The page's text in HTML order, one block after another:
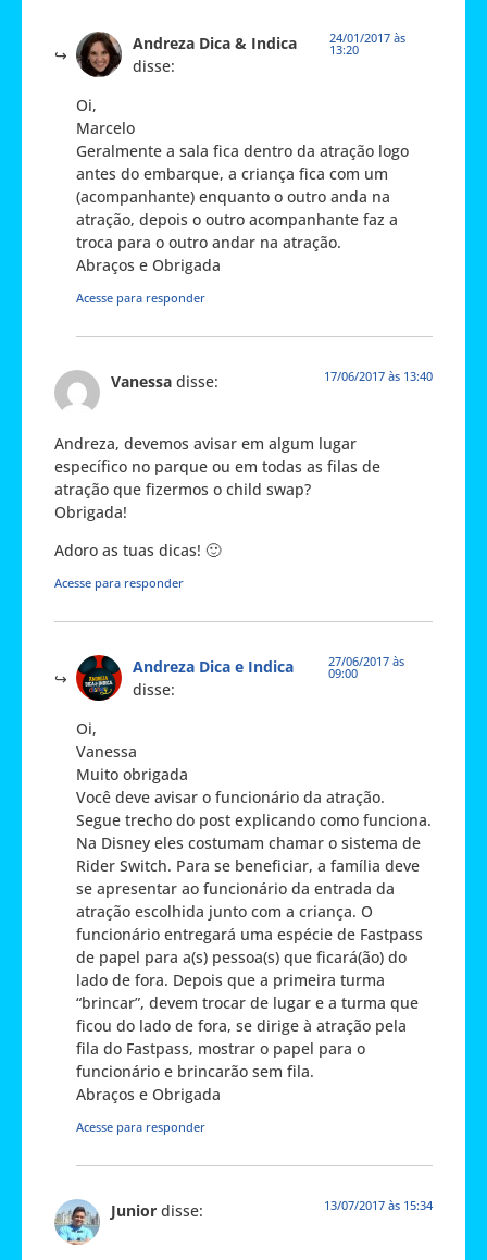
Andreza Dica & Indica
disse:
24/01/2017 às
13:20
Oi,
Marcelo
Geralmente a sala fica dentro da atração logo
antes do embarque, a criança fica com um
(acompanhante) enquanto o outro anda na
atração, depois o outro acompanhante faz a
troca para o outro andar na atração.
Abraços e Obrigada
Acesse para responder
Vanessa disse: 17/06/2017 às 13:40
Andreza, devemos avisar em algum lugar
específico no parque ou em todas as filas de
atração que fizermos o child swap?
Obrigada!
Adoro as tuas dicas! 🙂
Acesse para responder
Andreza Dica e Indica
disse:
27/06/2017 às
09:00
Oi,
Vanessa
Muito obrigada
Você deve avisar o funcionário da atração.
Segue trecho do post explicando como funciona.
Na Disney eles costumam chamar o sistema de
Rider Switch. Para se beneficiar, a família deve
se apresentar ao funcionário da entrada da
atração escolhida junto com a criança. O
funcionário entregará uma espécie de Fastpass
de papel para a(s) pessoa(s) que ficará(ão) do
lado de fora. Depois que a primeira turma
“brincar”, devem trocar de lugar e a turma que
ficou do lado de fora, se dirige à atração pela
fila do Fastpass, mostrar o papel para o
funcionário e brincarão sem fila.
Abraços e Obrigada
Acesse para responder
Junior disse: 13/07/2017 às 15:34